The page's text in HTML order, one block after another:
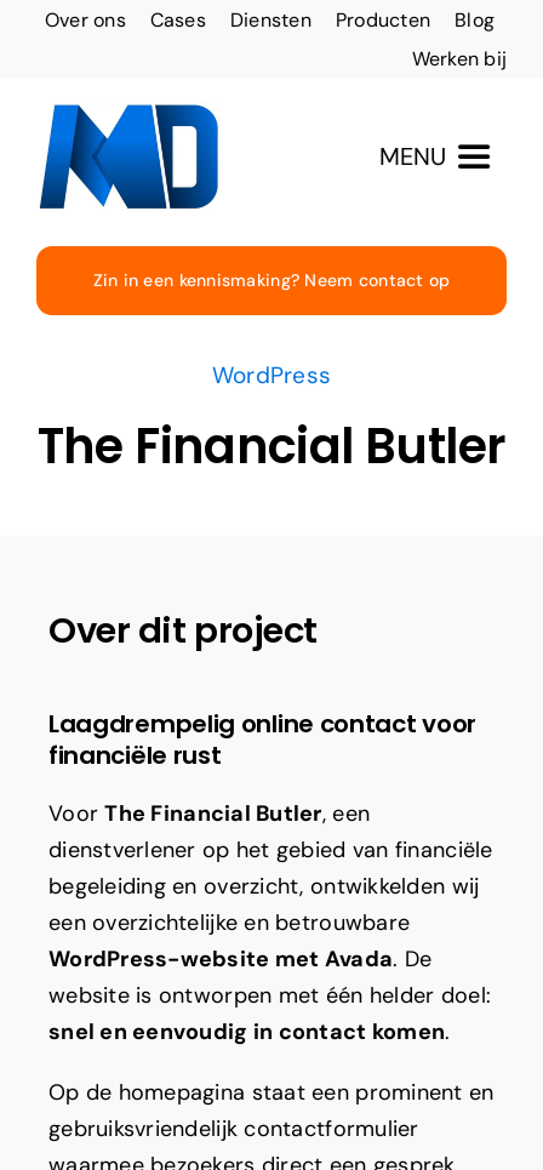
Over ons Cases Diensten Producten
Blog
Werken bij
MENU
Totaaloplossingen
Branding
Zin in een kennismaking? Neem contact op
WordPress
The Financial Butler
Over dit project
Laagdrempelig online contact voor
financiële rust
VoorThe Financial Butler, een
dienstverlener op het gebied van financiële
begeleiding en overzicht, ontwikkelden wij
een overzichtelijke en betrouwbare
WordPress-website met Avada. De
website is ontworpen met één helder doel:
snel en eenvoudig in contact komen.
Op de homepagina staat een prominent en
gebruiksvriendelijk contactformulier